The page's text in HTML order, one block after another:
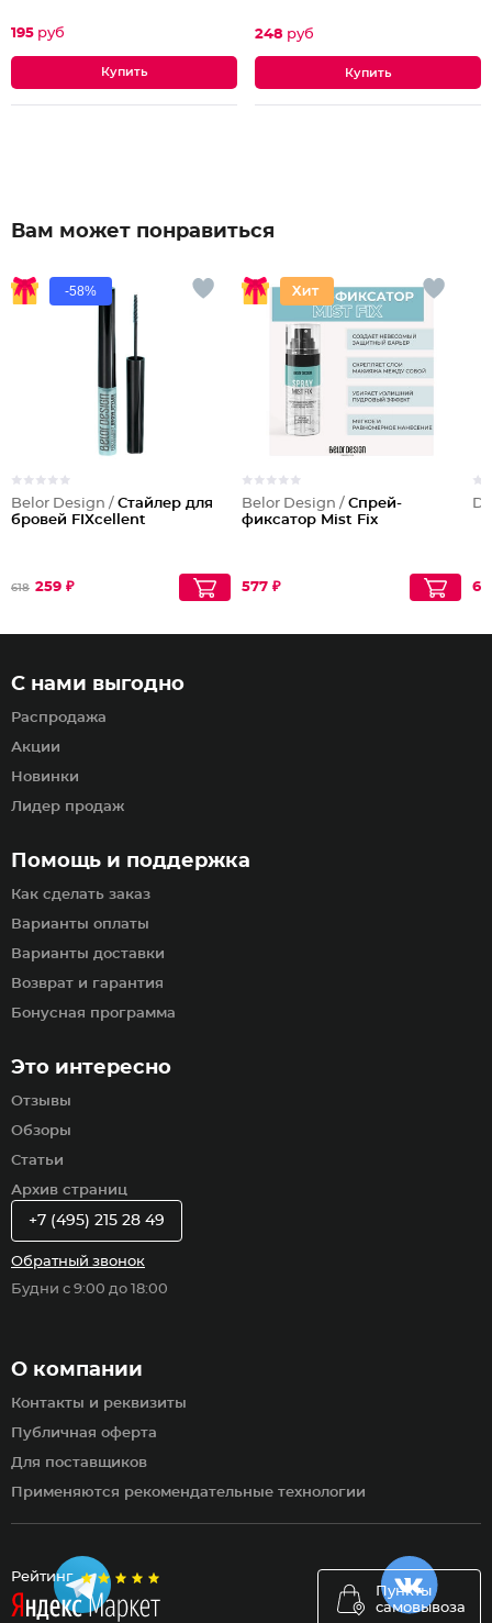
195 руб 248 руб
Вам может понравиться
-58%
Belor Design / Стайлер для
бровей FIXcellent
618 259 ₽
Belor Design / Спрей-
фиксатор Mist Fix
577 ₽
Рейтинг
Пункты
самовывоза
Помощь и поддержка
Как сделать заказ
Варианты оплаты
Варианты доставки
Возврат и гарантия
Бонусная программа
С нами выгодно
Распродажа
Акции
Новинки
Лидер продаж
Это интересно
Отзывы
Обзоры
Статьи
Архив страниц
О компании
Контакты и реквизиты
Публичная оферта
Для поставщиков
Применяются рекомендательные технологии
+7 (495) 215 28 49
Обратный звонок
Будни с 9:00 до 18:00